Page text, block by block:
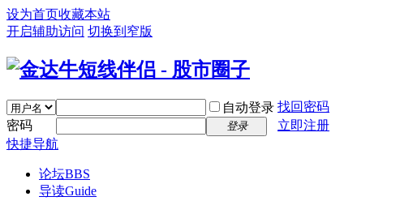
设为首页收藏本站
开启辅助访问 切换到窄版
自动登录 找回密码
密码
登录
立即注册
快捷导航
论坛BBS
导读Guide